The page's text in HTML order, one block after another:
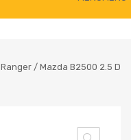
Ranger / Mazda B2500 2.5 D